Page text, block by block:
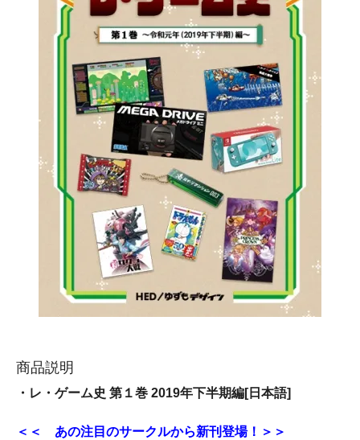
商品説明
・レ・ゲーム史 第１巻 2019年下半期編[日本語]
＜＜ あの注目のサークルから新刊登場！＞＞